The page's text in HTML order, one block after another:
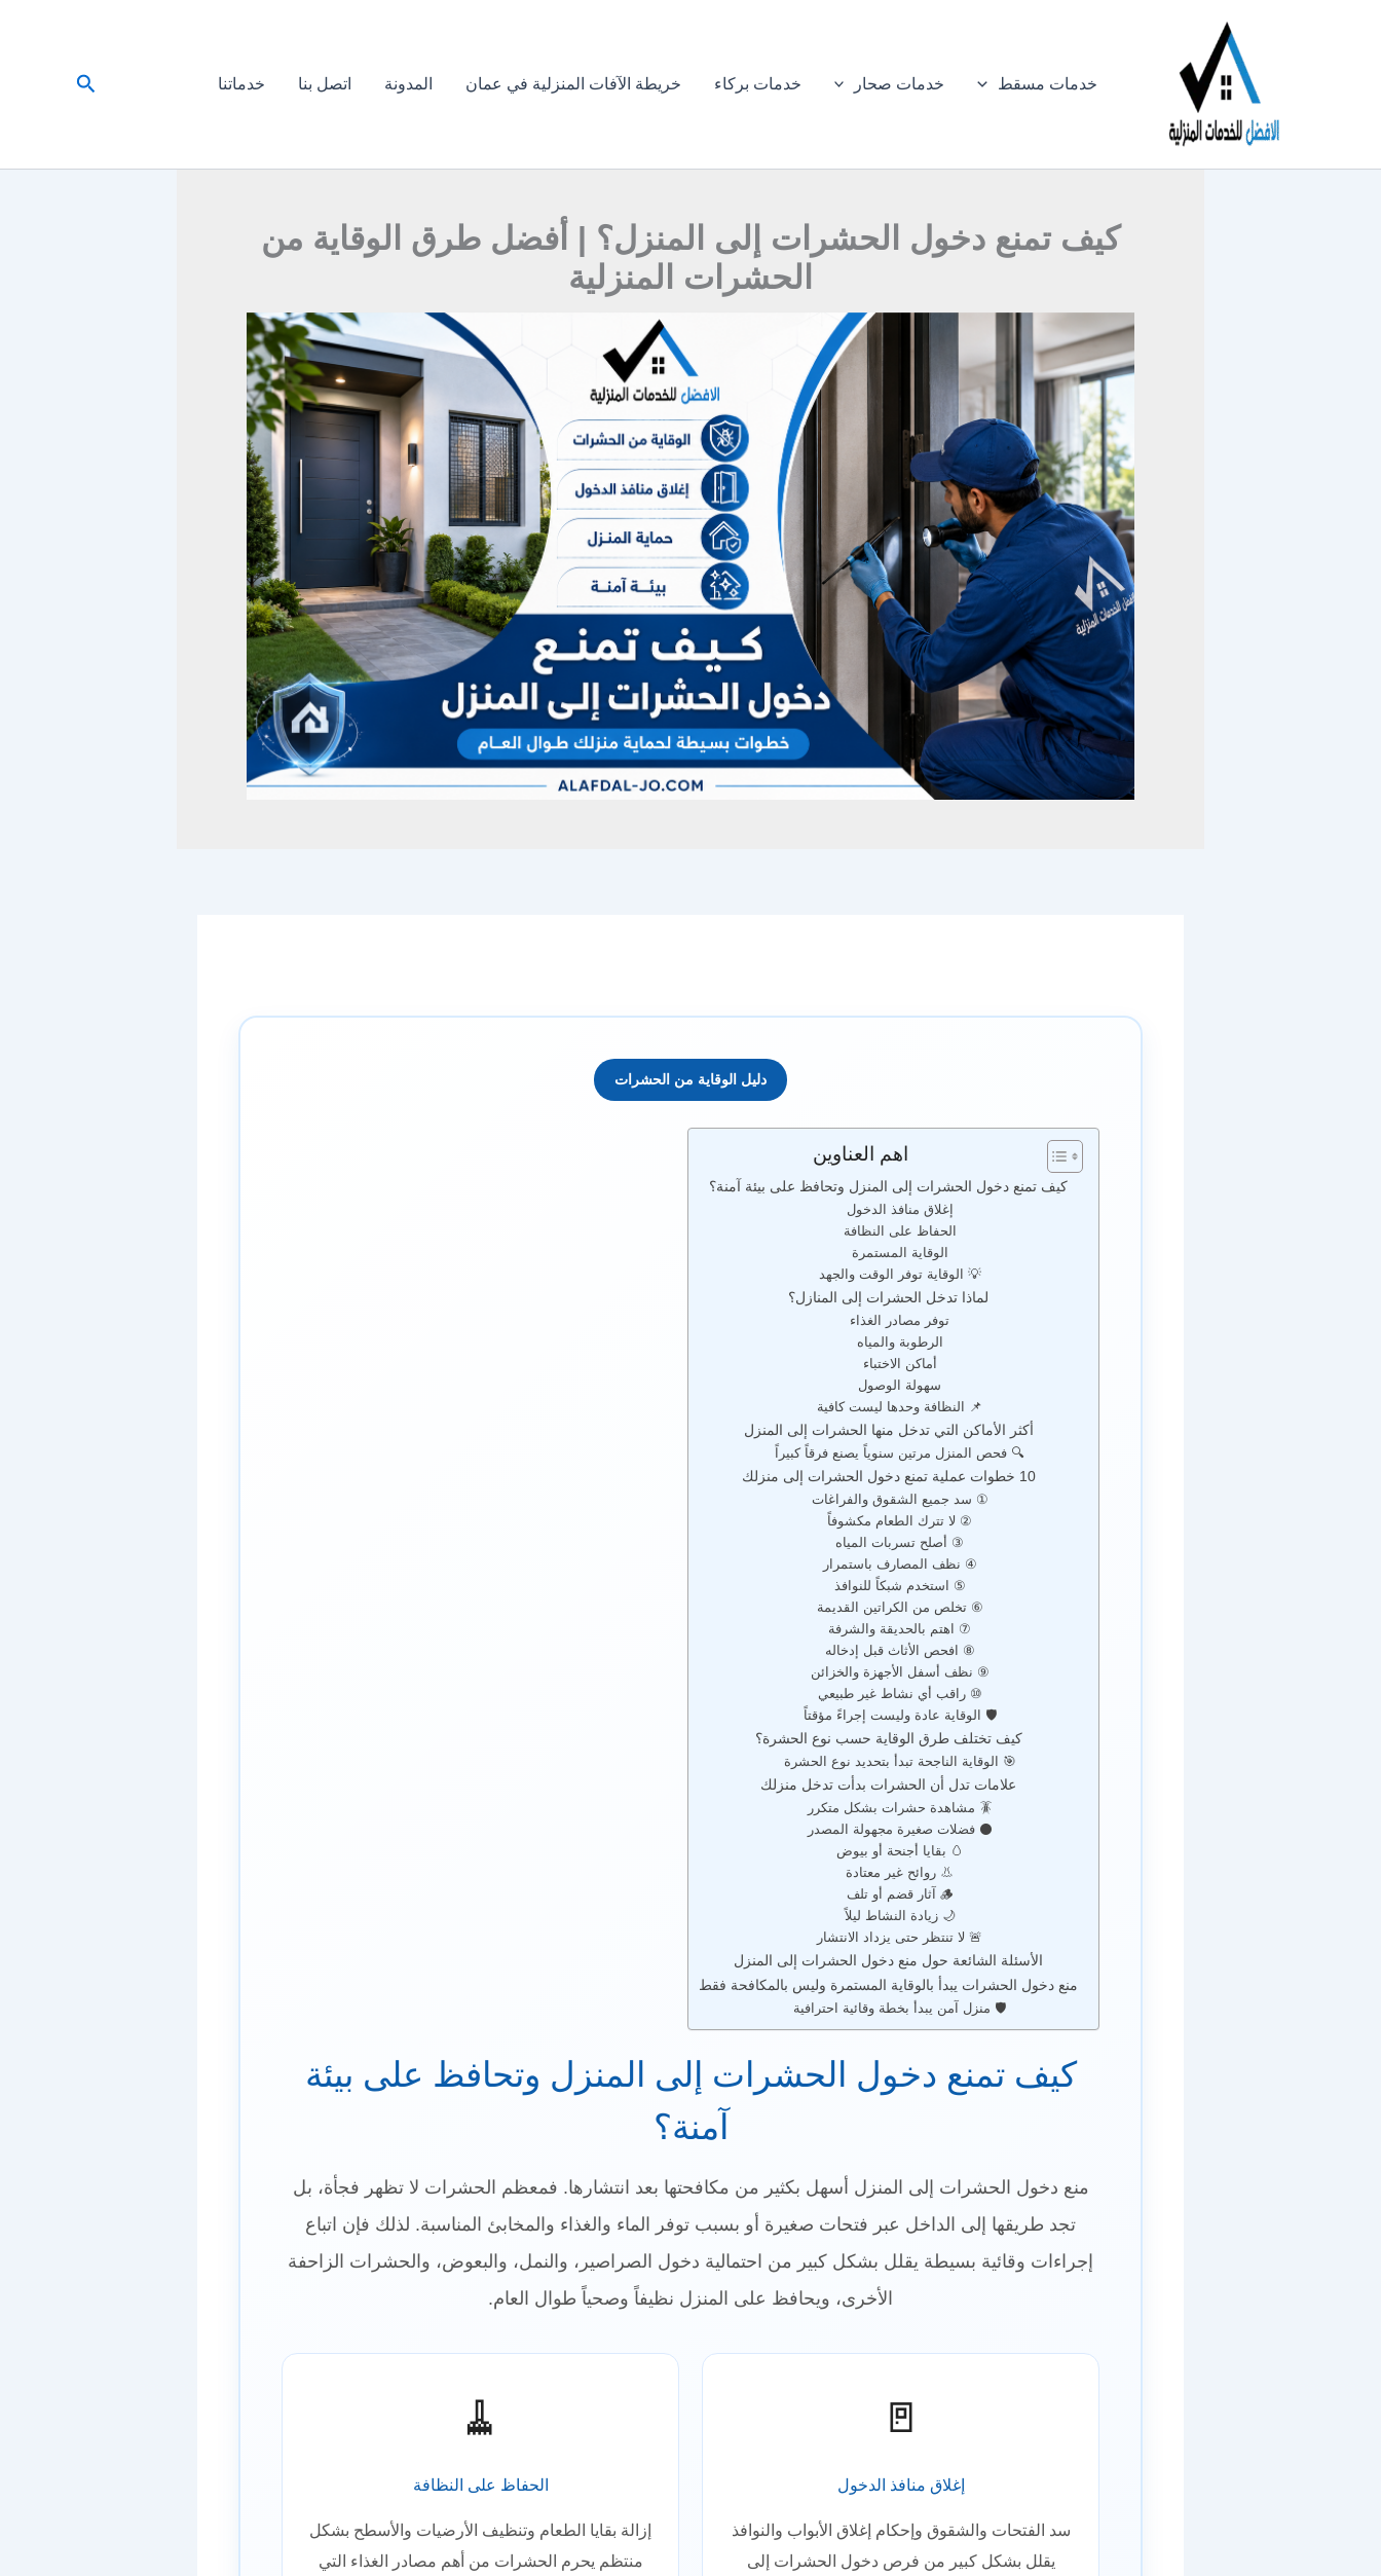
خدمات مسقط خدمات صحار خدمات بركاء خريطة الآفات المنزلية في عمان المدونة اتصل بنا خدماتنا البحث
كيف تمنع دخول الحشرات إلى المنزل؟ | أفضل طرق الوقاية من
الحشرات المنزلية
دليل الوقاية من الحشرات
اهم العناوين
كيف تمنع دخول الحشرات إلى المنزل وتحافظ على بيئة آمنة؟
إغلاق منافذ الدخول
الحفاظ على النظافة
الوقاية المستمرة
💡 الوقاية توفر الوقت والجهد
لماذا تدخل الحشرات إلى المنازل؟
توفر مصادر الغذاء
الرطوبة والمياه
أماكن الاختباء
سهولة الوصول
📌 النظافة وحدها ليست كافية
أكثر الأماكن التي تدخل منها الحشرات إلى المنزل
🔍 فحص المنزل مرتين سنوياً يصنع فرقاً كبيراً
10 خطوات عملية تمنع دخول الحشرات إلى منزلك
① سد جميع الشقوق والفراغات
② لا تترك الطعام مكشوفاً
③ أصلح تسربات المياه
④ نظف المصارف باستمرار
⑤ استخدم شبكاً للنوافذ
⑥ تخلص من الكراتين القديمة
⑦ اهتم بالحديقة والشرفة
⑧ افحص الأثاث قبل إدخاله
⑨ نظف أسفل الأجهزة والخزائن
⑩ راقب أي نشاط غير طبيعي
🛡️ الوقاية عادة وليست إجراءً مؤقتاً
كيف تختلف طرق الوقاية حسب نوع الحشرة؟
🎯 الوقاية الناجحة تبدأ بتحديد نوع الحشرة
علامات تدل أن الحشرات بدأت تدخل منزلك
🪳 مشاهدة حشرات بشكل متكرر
⚫ فضلات صغيرة مجهولة المصدر
🥚 بقايا أجنحة أو بيوض
👃 روائح غير معتادة
🪵 آثار قضم أو تلف
🌙 زيادة النشاط ليلاً
🚨 لا تنتظر حتى يزداد الانتشار
الأسئلة الشائعة حول منع دخول الحشرات إلى المنزل
منع دخول الحشرات يبدأ بالوقاية المستمرة وليس بالمكافحة فقط
🛡️ منزل آمن يبدأ بخطة وقائية احترافية
كيف تمنع دخول الحشرات إلى المنزل وتحافظ على بيئة
آمنة؟
منع دخول الحشرات إلى المنزل أسهل بكثير من مكافحتها بعد انتشارها. فمعظم الحشرات لا تظهر فجأة، بل
تجد طريقها إلى الداخل عبر فتحات صغيرة أو بسبب توفر الماء والغذاء والمخابئ المناسبة. لذلك فإن اتباع
إجراءات وقائية بسيطة يقلل بشكل كبير من احتمالية دخول الصراصير، والنمل، والبعوض، والحشرات الزاحفة
الأخرى، ويحافظ على المنزل نظيفاً وصحياً طوال العام.
🚪
إغلاق منافذ الدخول
سد الفتحات والشقوق وإحكام إغلاق الأبواب والنوافذ
يقلل بشكل كبير من فرص دخول الحشرات إلى
🧹
الحفاظ على النظافة
إزالة بقايا الطعام وتنظيف الأرضيات والأسطح بشكل
منتظم يحرم الحشرات من أهم مصادر الغذاء التي